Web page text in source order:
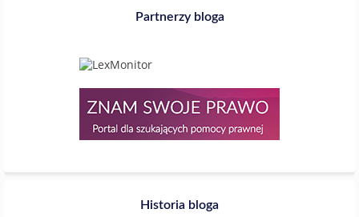
Partnerzy bloga
Historia bloga